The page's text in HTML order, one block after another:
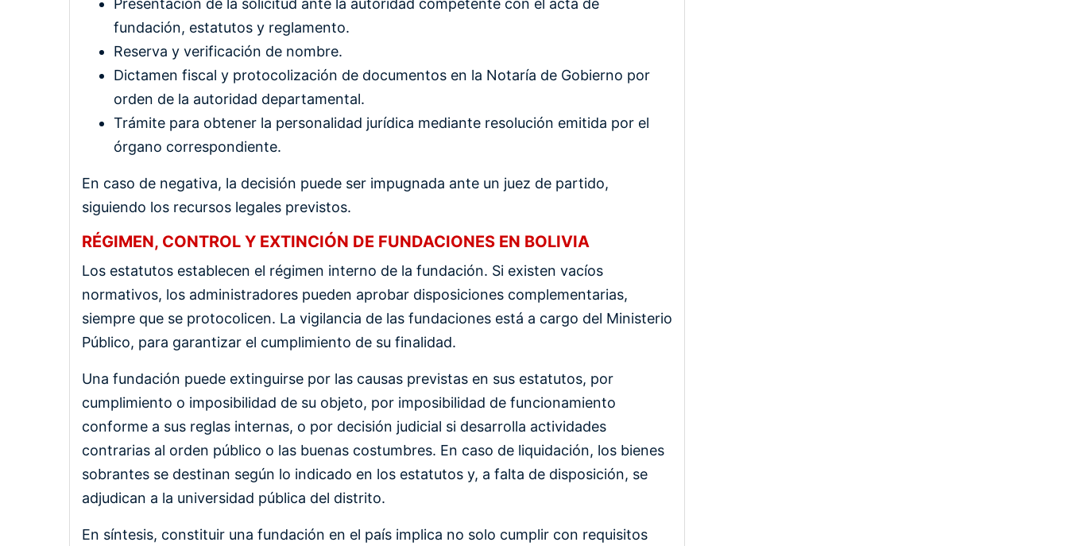
Presentación de la solicitud ante la autoridad competente con el acta de
fundación, estatutos y reglamento.
Reserva y verificación de nombre.
Dictamen fiscal y protocolización de documentos en la Notaría de Gobierno por
orden de la autoridad departamental.
Trámite para obtener la personalidad jurídica mediante resolución emitida por el
órgano correspondiente.
En caso de negativa, la decisión puede ser impugnada ante un juez de partido,
siguiendo los recursos legales previstos.
RÉGIMEN, CONTROL Y EXTINCIÓN DE FUNDACIONES EN BOLIVIA
Los estatutos establecen el régimen interno de la fundación. Si existen vacíos
normativos, los administradores pueden aprobar disposiciones complementarias,
siempre que se protocolicen. La vigilancia de las fundaciones está a cargo del Ministerio
Público, para garantizar el cumplimiento de su finalidad.
Una fundación puede extinguirse por las causas previstas en sus estatutos, por
cumplimiento o imposibilidad de su objeto, por imposibilidad de funcionamiento
conforme a sus reglas internas, o por decisión judicial si desarrolla actividades
contrarias al orden público o las buenas costumbres. En caso de liquidación, los bienes
sobrantes se destinan según lo indicado en los estatutos y, a falta de disposición, se
adjudican a la universidad pública del distrito.
En síntesis, constituir una fundación en el país implica no solo cumplir con requisitos